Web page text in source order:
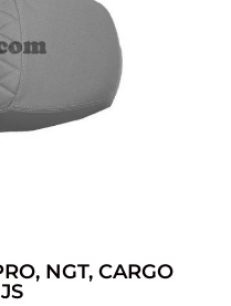
NGT, CARGO